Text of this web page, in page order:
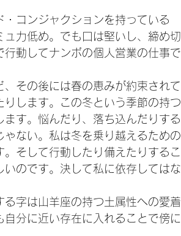
コンジャクションを持っている
ュ力低め。でも口は堅いし、締め切
動してナンボの個人営業の仕事で
その後には春の恵みが約束されて
します。この冬という季節の持つ
す。悩んだり、落ち込んだりする
ない。私は冬を乗り越えるための
そして行動したり備えたりするこ
のです。決して私に依存してはな
字は山羊座の持つ土属性への愛着
分に近い存在に入れることで傍に